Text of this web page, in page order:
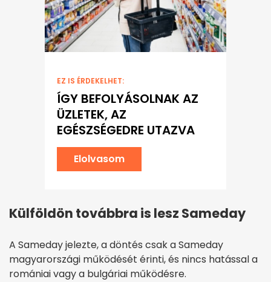
EZ IS ÉRDEKELHET:
ÍGY BEFOLYÁSOLNAK AZ
ÜZLETEK, AZ
EGÉSZSÉGEDRE UTAZVA
Elolvasom
Külföldön továbbra is lesz Sameday
A Sameday jelezte, a döntés csak a Sameday
magyarországi működését érinti, és nincs hatással a
romániai vagy a bulgáriai működésre.